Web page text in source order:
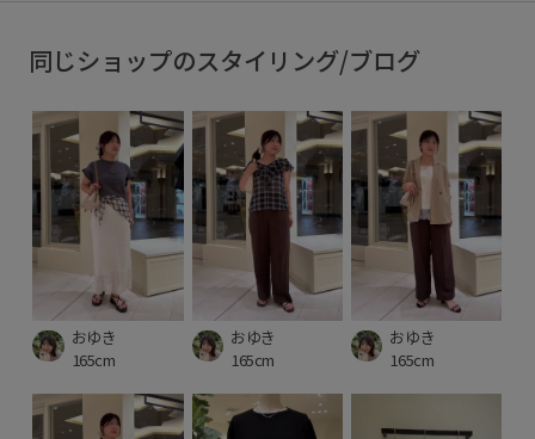
同じショップのスタイリング/ブログ
おゆき
165cm
おゆき
165cm
おゆき
165cm